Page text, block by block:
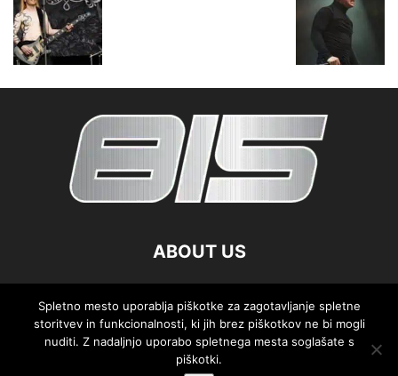
ABOUT US
FOLLOW US
Spletno mesto uporablja piškotke za zagotavljanje spletne
storitvev in funkcionalnosti, ki jih brez piškotkov ne bi mogli
nuditi. Z nadaljnjo uporabo spletnega mesta soglašate s
piškotki.